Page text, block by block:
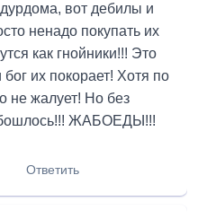
вот дебилы и
ненадо покупать их
как гнойники!!! Это
их покорает! Хотя по
не жалует! Но без
ЖАБОЕДЫ!!!
Ответить